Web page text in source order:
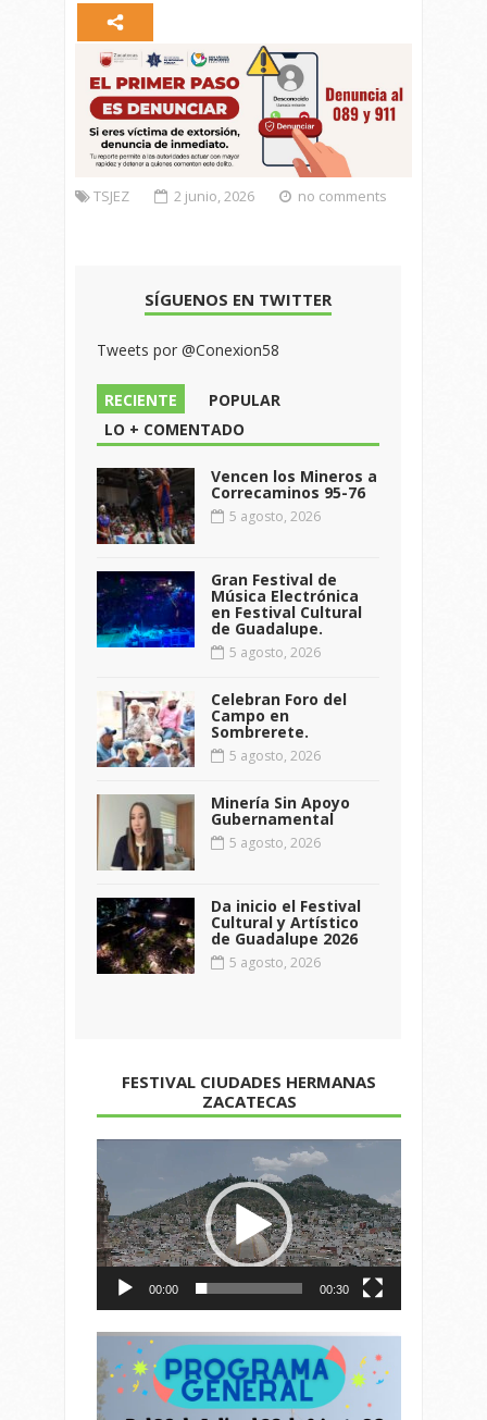
TSJEZ 2 junio, 2026 no comments
SÍGUENOS EN TWITTER
Tweets por @Conexion58
RECIENTE
POPULAR
LO + COMENTADO
Vencen los Mineros a
Correcaminos 95-76
5 agosto, 2026
Gran Festival de
Música Electrónica
en Festival Cultural
de Guadalupe.
5 agosto, 2026
Celebran Foro del
Campo en
Sombrerete.
5 agosto, 2026
Minería Sin Apoyo
Gubernamental
5 agosto, 2026
Da inicio el Festival
Cultural y Artístico
de Guadalupe 2026
5 agosto, 2026
FESTIVAL CIUDADES HERMANAS
ZACATECAS
de
vídeo
00:00 00:30